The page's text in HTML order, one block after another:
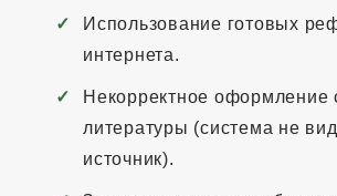
Использование готовых
интернета.
Некорректное оформление
литературы (система не
источник).